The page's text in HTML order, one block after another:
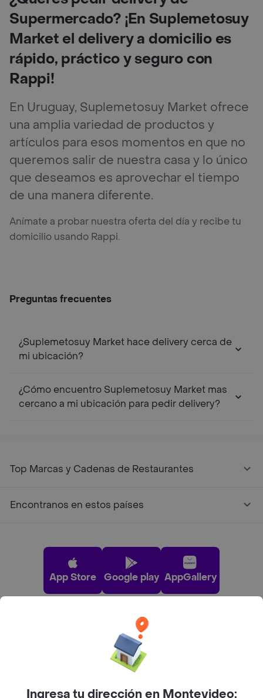
Supermercado? ¡En Suplemetosuy
Market el delivery a domicilio es
rápido, práctico y seguro con
Rappi!
En Uruguay, Suplemetosuy Market ofrece
una amplia variedad de productos y
artículos para esos momentos en que no
queremos salir de nuestra casa y lo único
que deseamos es aprovechar el tiempo
de una manera diferente.
Anímate a probar nuestra oferta del día y recibe tu
domicilio usando Rappi.
Preguntas frecuentes
¿Suplemetosuy Market hace delivery cerca de
mi ubicación?
¿Cómo encuentro Suplemetosuy Market mas
cercano a mi ubicación para pedir delivery?
Top Marcas y Cadenas de Restaurantes
Encontranos en estos países
App Store Google play AppGallery
Pide tu comida favorita cerca de ti
Ingresa tu dirección en Montevideo: